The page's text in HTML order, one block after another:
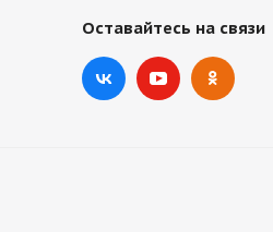
Оставайтесь на связи